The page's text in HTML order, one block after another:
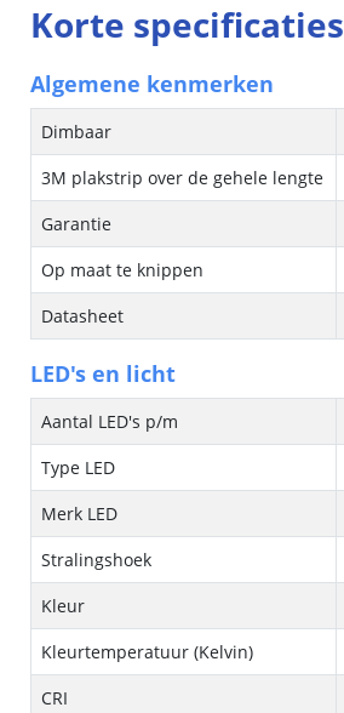
Korte specificaties
Algemene kenmerken
Dimbaar
3M plakstrip over de gehele lengte
Garantie
Op maat te knippen
Datasheet
LED's en licht
Aantal LED's p/m
Type LED
Merk LED
Stralingshoek
Kleur
Kleurtemperatuur (Kelvin)
CRI